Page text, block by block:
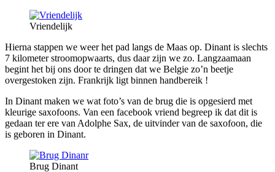
Vriendelijk
Hierna stappen we weer het pad langs de Maas op. Dinant is slechts
7 kilometer stroomopwaarts, dus daar zijn we zo. Langzaamaan
begint het bij ons door te dringen dat we Belgie zo’n beetje
overgestoken zijn. Frankrijk ligt binnen handbereik !
In Dinant maken we wat foto’s van de brug die is opgesierd met
kleurige saxofoons. Van een facebook vriend begreep ik dat dit is
gedaan ter ere van Adolphe Sax, de uitvinder van de saxofoon, die
is geboren in Dinant.
Brug Dinant